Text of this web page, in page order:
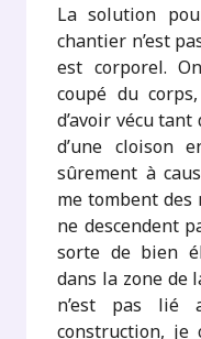
La solution
chantier n’est
est corporel.
coupé du
d’avoir vécu
d’une cloison
sûrement à
me tombent des
ne descendent
sorte de bien
dans la zone de
n’est pas
construction, je